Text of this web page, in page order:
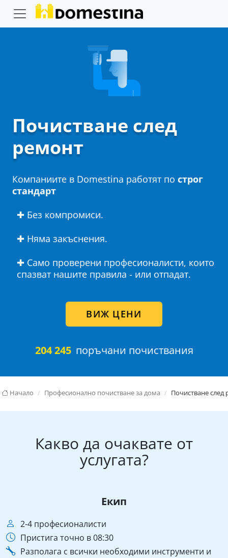
Почистване след
ремонт
Компаниите в Domestina работят по строг
стандарт
✚ Без компромиси.
✚ Няма закъснения.
✚ Само проверени професионалисти, които
спазват нашите правила - или отпадат.
ВИЖ ЦЕНИ
204 245 поръчани почиствания
Начало Професионално почистване за дома Почистване след
Какво да очаквате от
услугата?
Екип
2-4 професионалисти
Пристига точно в 08:30
Разполага с всички необходими инструменти и